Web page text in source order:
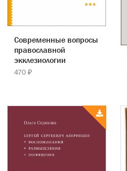
Современные вопросы
православной
экклезиологии
470 ₽